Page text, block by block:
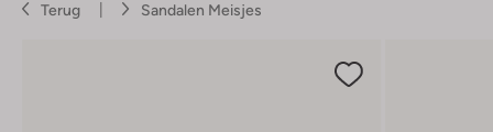
Terug Sandalen Meisjes